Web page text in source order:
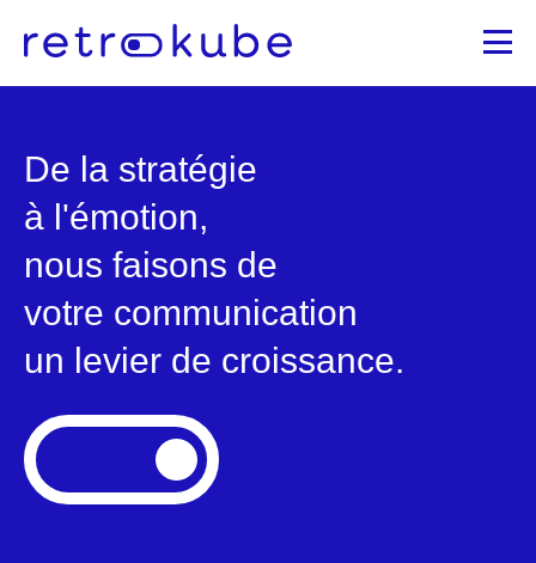
contenu
De la stratégie
à l'émotion,
nous faisons de
votre communication
un levier de croissance.